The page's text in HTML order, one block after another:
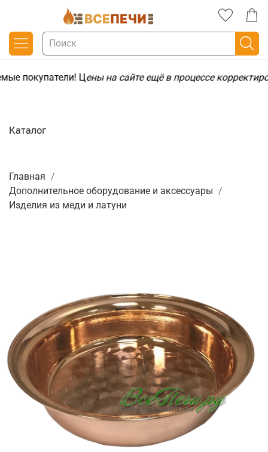
покупатели! Цены на сайте ещё в процессе
Главная
Дополнительное оборудование и аксессуары
Изделия из меди и латуни
Каталог